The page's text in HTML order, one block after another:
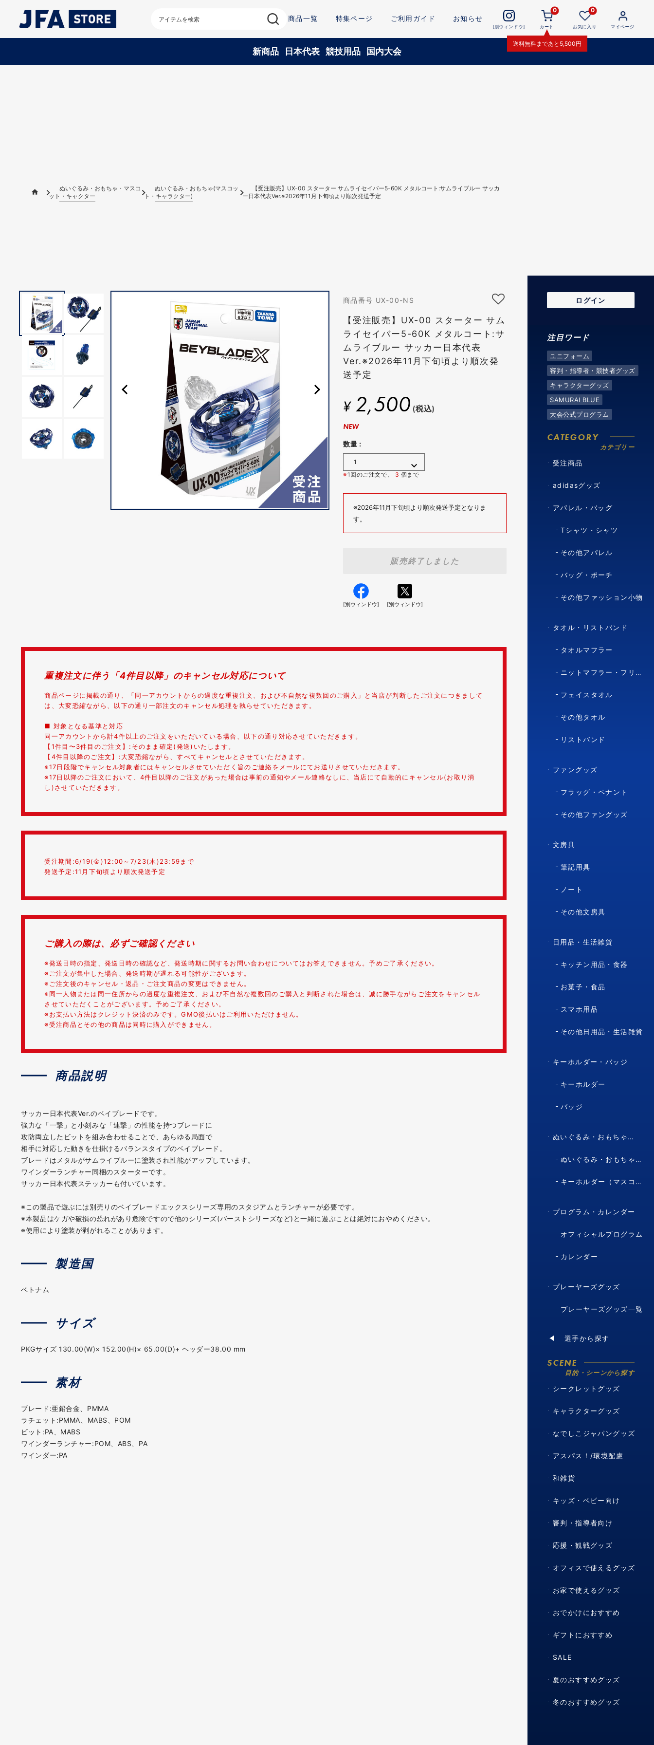
商品一覧 特集ページ ご利用ガイド お知らせ
[別ウィンドウ]
0
カート
送料無料まであと 5,500円
0
お気に入り マイページ
新商品 日本代表 競技用品 国内大会
ぬいぐるみ・おもちゃ・マスコ
ット・キャクター
ぬいぐるみ・おもちゃ(マスコッ
ト・キャラクター)
【受注販売】UX-00 スターター サムライセイバー5-60K メタルコート:サムライブルー サッカ
ー日本代表Ver.※2026年11月下旬頃より順次発送予定
商品番号 UX-00-NS
【受注販売】UX-00 スターター サム
ライセイバー5-60K メタルコート:サ
ムライブルー サッカー日本代表
Ver.※2026年11月下旬頃より順次発
送予定
¥ 2,500 (税込)
NEW
数量 :
※1回のご注文で、 3 個まで
※2026年11月下旬頃より順次発送予定となりま
す。
販売終了しました
[別ウィンドウ] [別ウィンドウ]
重複注文に伴う「4件目以降」のキャンセル対応について
商品ページに掲載の通り、「同一アカウントからの過度な重複注文、および不自然な複数回のご購入」と当店が判断したご注文につきまして
は、大変恐縮ながら、以下の通り一部注文のキャンセル処理を執らせていただきます。
■ 対象となる基準と対応
同一アカウントから計4件以上のご注文をいただいている場合、以下の通り対応させていただきます。
【1件目〜3件目のご注文】:そのまま確定(発送)いたします。
【4件目以降のご注文】:大変恐縮ながら、すべてキャンセルとさせていただきます。
※17日段階でキャンセル対象者にはキャンセルさせていただく旨のご連絡をメールにてお送りさせていただきます。
※17日以降のご注文において、4件目以降のご注文があった場合は事前の通知やメール連絡なしに、当店にて自動的にキャンセル(お取り消
し)させていただきます。
受注期間:6/19(金)12:00～7/23(木)23:59まで
発送予定:11月下旬頃より順次発送予定
ご購入の際は、必ずご確認ください
※発送日時の指定、発送日時の確認など、発送時期に関するお問い合わせについてはお答えできません。予めご了承ください。
※ご注文が集中した場合、発送時期が遅れる可能性がございます。
※ご注文後のキャンセル・返品・ご注文商品の変更はできません。
※同一人物または同一住所からの過度な重複注文、および不自然な複数回のご購入と判断された場合は、誠に勝手ながらご注文をキャンセル
させていただくことがございます。予めご了承ください。
※お支払い方法はクレジット決済のみです。GMO後払いはご利用いただけません。
※受注商品とその他の商品は同時に購入ができません。
商品説明
サッカー日本代表Ver.のベイブレードです。
強力な「一撃」と小刻みな「連撃」の性能を持つブレードに
攻防両立したビットを組み合わせることで、あらゆる局面で
相手に対応した動きを仕掛けるバランスタイプのベイブレード。
ブレードはメタルがサムライブルーに塗装され性能がアップしています。
ワインダーランチャー同梱のスターターです。
サッカー日本代表ステッカーも付いています。
※この製品で遊ぶには別売りのベイブレードエックスシリーズ専用のスタジアムとランチャーが必要です。
※本製品はケガや破損の恐れがあり危険ですので他のシリーズ(バーストシリーズなど)と一緒に遊ぶことは絶対におやめください。
※使用により塗装が剥がれることがあります。
製造国
ベトナム
サイズ
PKGサイズ 130.00(W)× 152.00(H)× 65.00(D)+ ヘッダー38.00 mm
素材
ブレード:亜鉛合金、PMMA
ラチェット:PMMA、MABS、POM
ビット:PA、MABS
ワインダーランチャー:POM、ABS、PA
ワインダー:PA
ログイン
注目ワード
ユニフォーム
審判・指導者・競技者グッズ
キャラクターグッズ
SAMURAI BLUE
大会公式プログラム
CATEGORY
カテゴリー
受注商品
adidasグッズ
アパレル・バッグ
Tシャツ・シャツ
その他アパレル
バッグ・ポーチ
その他ファッション小物
タオル・リストバンド
タオルマフラー
ニットマフラー・フリースマフラー
フェイスタオル
その他タオル
リストバンド
ファングッズ
フラッグ・ペナント
その他ファングッズ
文房具
筆記用具
ノート
その他文房具
日用品・生活雑貨
キッチン用品・食器
お菓子・食品
スマホ用品
その他日用品・生活雑貨
キーホルダー・バッジ
キーホルダー
バッジ
ぬいぐるみ・おもちゃ・マスコット・キャラクター
ぬいぐるみ・おもちゃ（マスコット・キャラクター）
キーホルダー（マスコット・キャラクター）
プログラム・カレンダー
オフィシャルプログラム
カレンダー
プレーヤーズグッズ
プレーヤーズグッズ一覧
選手から探す
SCENE
目的・シーンから探す
シークレットグッズ
キャラクターグッズ
なでしこジャパングッズ
アスパス！/環境配慮
和雑貨
キッズ・ベビー向け
審判・指導者向け
応援・観戦グッズ
オフィスで使えるグッズ
お家で使えるグッズ
おでかけにおすすめ
ギフトにおすすめ
SALE
夏のおすすめグッズ
冬のおすすめグッズ